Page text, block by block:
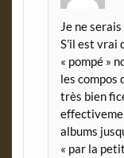
Je ne
S’il est vrai
« pompé »
les compos
très bien
albums
« par la